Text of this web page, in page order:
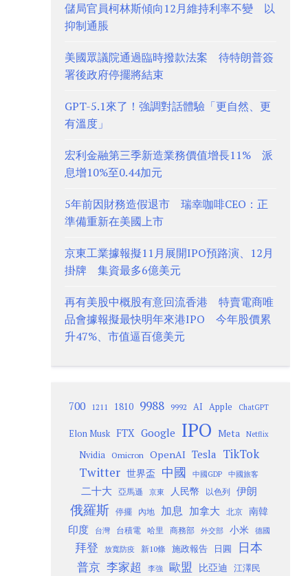
儲局官員柯林斯傾向12月維持利率不變 以
抑制通脹
美國眾議院通過臨時撥款法案 待特朗普簽
署後政府停擺將結束
GPT-5.1來了！強調對話體驗「更自然、更
有溫度」
宏利金融第三季新造業務價值增長11% 派
息增10%至0.44加元
5年前因財務造假退市 瑞幸咖啡CEO：正
準備重新在美國上市
京東工業據報擬11月展開IPO預路演、12月
掛牌 集資最多6億美元
再有美股中概股有意回流香港 特賣電商唯
品會據報擬最快明年來港IPO 今年股價累
升47%、市值逼百億美元
700 1211 1810 9988 9992 AI Apple ChatGPT
Elon Musk FTX Google IPO Meta Netflix
Nvidia Omicron OpenAI Tesla TikTok
Twitter 世界盃 中國 中國GDP 中國旅客
二十大 亞馬遜 京東 人民幣 以色列 伊朗
俄羅斯 停擺 內地 加息 加拿大 北京
南韓
印度
台灣 台積電 哈里 商務部 外交部 小米 德國
拜登 放寬防疫 新10條 施政報告 日圓 日本
普京 李家超 李強 歐盟 比亞迪 江澤民